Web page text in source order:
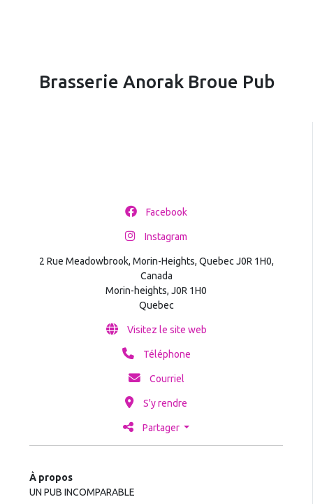
Brasserie Anorak Broue Pub
Facebook
Instagram
2 Rue Meadowbrook, Morin-Heights, Quebec J0R 1H0,
Canada
Morin-heights, J0R 1H0
Quebec
Visitez le site web
Téléphone
Courriel
S'y rendre
Partager
À propos
UN PUB INCOMPARABLE